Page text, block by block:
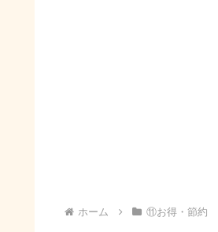
ホーム ⑪お得・節約